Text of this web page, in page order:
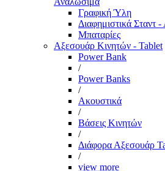
Γραφική Ύλη
Διαφημιστικά Σταντ
Μπαταρίες
Αξεσουάρ Κινητών - Tablet
Power Bank
/
Power Banks
/
Ακουστικά
/
Βάσεις Κινητών
/
Διάφορα Αξεσουάρ
/
view more